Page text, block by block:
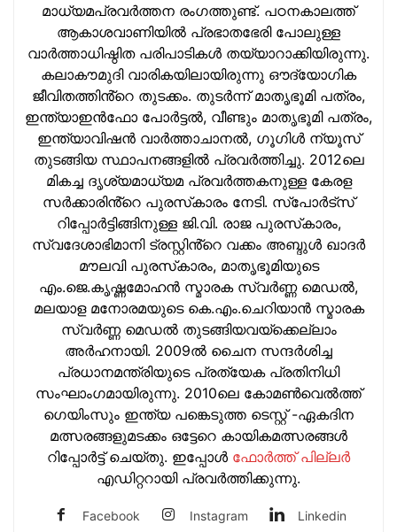
മാധ്യമപ്രവര്‍ത്തന രംഗത്തുണ്ട്. പഠനകാലത്ത്
ആകാശവാണിയില്‍ പ്രഭാതഭേരി പോലുള്ള
വാര്‍ത്താധിഷ്ഠിത പരിപാടികള്‍ തയ്യാറാക്കിയിരുന്നു.
കലാകൗമുദി വാരികയിലായിരുന്നു ഔദ്യോഗിക
ജീവിതത്തിൻ്റെ തുടക്കം. തുടര്‍ന്ന് മാതൃഭൂമി പത്രം,
ഇന്ത്യാഇന്‍ഫോ പോർട്ടൽ, വീണ്ടും മാതൃഭൂമി പത്രം,
ഇന്ത്യാവിഷന്‍ വാർത്താചാനൽ, ഗൂഗിൾ ന്യൂസ്
തുടങ്ങിയ സ്ഥാപനങ്ങളില്‍ പ്രവര്‍ത്തിച്ചു. 2012ലെ
മികച്ച ദൃശ്യമാധ്യമ പ്രവര്‍ത്തകനുള്ള കേരള
സർക്കാരിൻ്റെ പുരസ്‌കാരം നേടി. സ്പോർട്സ്
റിപ്പോർട്ടിങ്ങിനുള്ള ജി.വി. രാജ പുരസ്‌കാരം,
സ്വദേശാഭിമാനി ട്രസ്റ്റിൻ്റെ വക്കം അബ്ദുള്‍ ഖാദര്‍
മൗലവി പുരസ്‌കാരം, മാതൃഭൂമിയുടെ
എം.ജെ.കൃഷ്ണമോഹന്‍ സ്മാരക സ്വര്‍ണ്ണ മെഡല്‍,
മലയാള മനോരമയുടെ കെ.എം.ചെറിയാന്‍ സ്മാരക
സ്വര്‍ണ്ണ മെഡല്‍ തുടങ്ങിയവയ്‌ക്കെല്ലാം
അര്‍ഹനായി. 2009ല്‍ ചൈന സന്ദര്‍ശിച്ച
പ്രധാനമന്ത്രിയുടെ പ്രത്യേക പ്രതിനിധി
സംഘാംഗമായിരുന്നു. 2010ലെ കോമണ്‍വെല്‍ത്ത്
ഗെയിംസും ഇന്ത്യ പങ്കെടുത്ത ടെസ്റ്റ് -ഏകദിന
മത്സരങ്ങളുമടക്കം ഒട്ടേറെ കായികമത്സരങ്ങള്‍
റിപ്പോര്‍ട്ട് ചെയ്തു. ഇപ്പോള്‍ ഫോ‍ർത്ത് പില്ല‍ർ
എഡിറ്ററായി പ്രവ‍ർത്തിക്കുന്നു.
Facebook Instagram Linkedin